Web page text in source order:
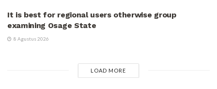
It is best for regional users otherwise group
examining Osage State
8 Agustus 2026
LOAD MORE